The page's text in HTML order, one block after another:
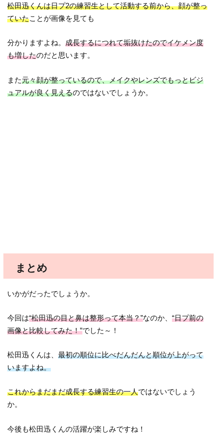
松田迅くんは日プ2の練習生として活動する前から、顔が整っ
ていたことが画像を見ても
分かりますよね。成長するにつれて垢抜けたのでイケメン度
も増したのだと思います。
また元々顔が整っているので、メイクやレンズでもっとビジ
ュアルが良く見えるのではないでしょうか。
まとめ
いかがだったでしょうか。
今回は“松田迅の目と鼻は整形って本当？”なのか、“日プ前の
画像と比較してみた！”でした～！
松田迅くんは、最初の順位に比べだんだんと順位が上がって
いますよね。
これからまだまだ成長する練習生の一人ではないでしょう
か。
今後も松田迅くんの活躍が楽しみですね！